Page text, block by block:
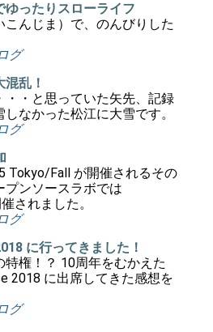
ゆったりスローライフ
んじま）で、のんびりした
グ
乱！
・・と思っていた矢先、記録
なかった松江に大雪です。
グ
Tokyo/Fall が開催されるその
プンソースラボでは
されました。
グ
に行ってきました！
権！？ 10周年をむかえた
2018 に出席してきた感想を
グ